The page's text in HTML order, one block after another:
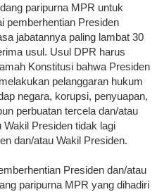
paripurna MPR untuk
pemberhentian Presiden
jabatannya paling lambat 30
usul. Usul DPR harus
Konstitusi bahwa Presiden
pelanggaran hukum
negara, korupsi, penyuapan,
perbuatan tercela dan/atau
Presiden tidak lagi
dan/atau Wakil Presiden.
Presiden dan/atau
paripurna MPR yang dihadiri